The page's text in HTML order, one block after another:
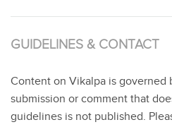
GUIDELINES & CONTACT
Content on Vikalpa is governed
submission or comment that
guidelines is not published.